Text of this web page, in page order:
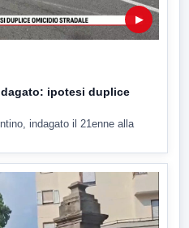
▶
ipotesi duplice
indagato il 21enne alla